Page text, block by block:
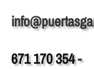
671 170 354-